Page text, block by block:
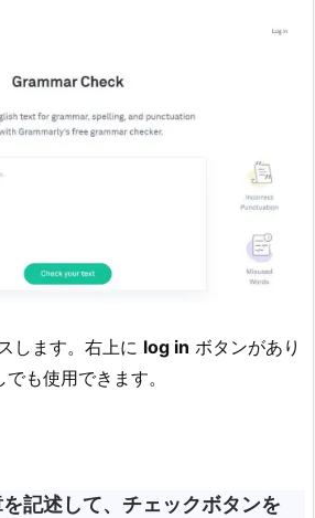
します。右上に log in ボタンがあり
も使用できます。
記述して、チェックボタンを